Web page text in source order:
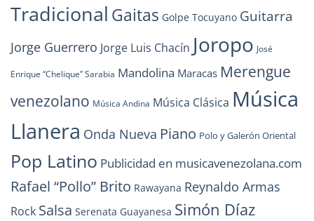
Tradicional Gaitas Golpe Tocuyano Guitarra
Jorge Guerrero Jorge Luis Chacín Joropo José
Enrique “Chelique” Sarabia Mandolina Maracas Merengue
venezolano Música Andina Música Clásica Música
Llanera Onda Nueva Piano Polo y Galerón Oriental
Pop Latino Publicidad en musicavenezolana.com
Rafael “Pollo” Brito Rawayana Reynaldo Armas
Rock Salsa Serenata Guayanesa Simón Díaz